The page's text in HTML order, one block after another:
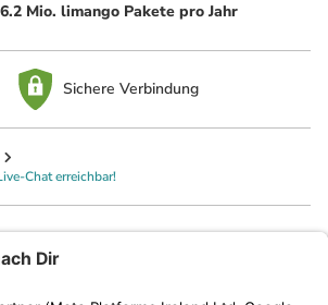
6.2 Mio. limango Pakete pro Jahr
Sichere Verbindung
Chat erreichbar!